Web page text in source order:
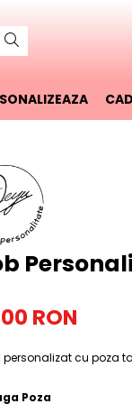
RON
personalizat cu poza
Poza